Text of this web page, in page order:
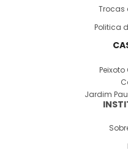
Trocas
Politica
Peixoto
Jardim